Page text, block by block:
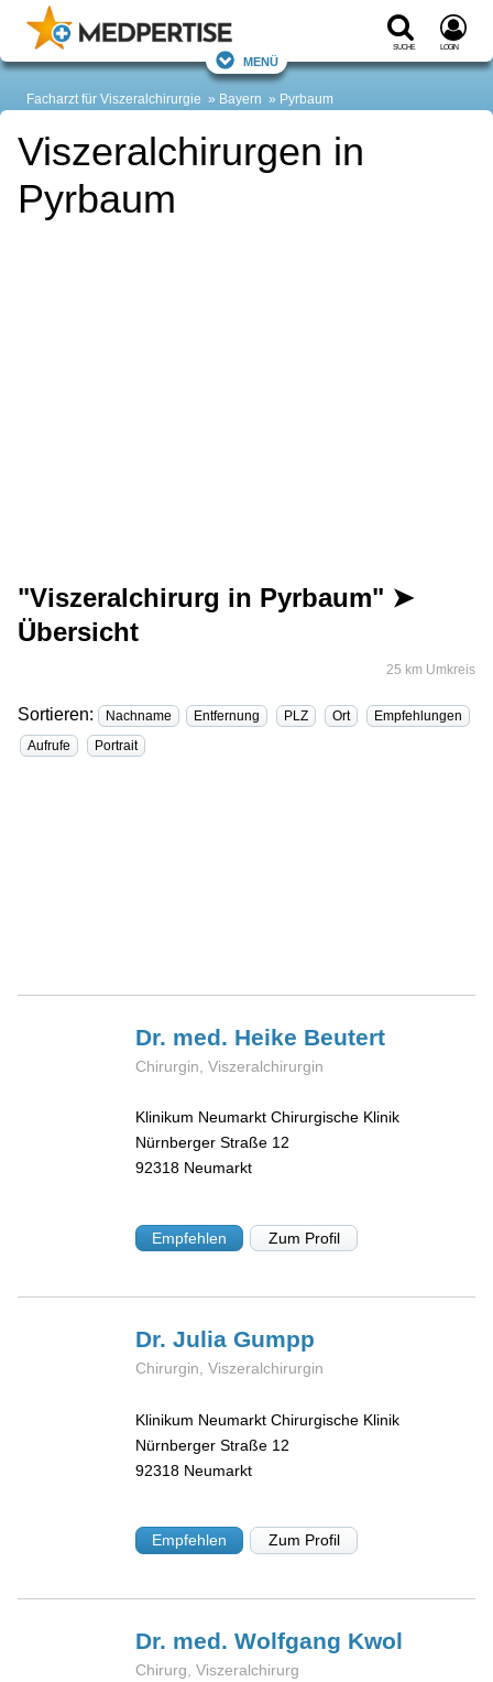
Suche Login
Menü
Facharzt für Viszeralchirurgie Bayern Pyrbaum
Viszeralchirurgen in
Pyrbaum
"Viszeralchirurg in Pyrbaum" ➤
Übersicht
25 km Umkreis
Sortieren: Nachname Entfernung PLZ Ort
Empfehlungen
Aufrufe
Portrait
Dr. med. Heike Beutert
Chirurgin, Viszeralchirurgin
Klinikum Neumarkt Chirurgische Klinik
Nürnberger Straße 12
92318 Neumarkt
Empfehlen Zum Profil
Dr. JuliaGumpp
Chirurgin, Viszeralchirurgin
Klinikum Neumarkt Chirurgische Klinik
Nürnberger Straße 12
92318 Neumarkt
Empfehlen Zum Profil
Dr. med. Wolfgang Kwol
Chirurg, Viszeralchirurg